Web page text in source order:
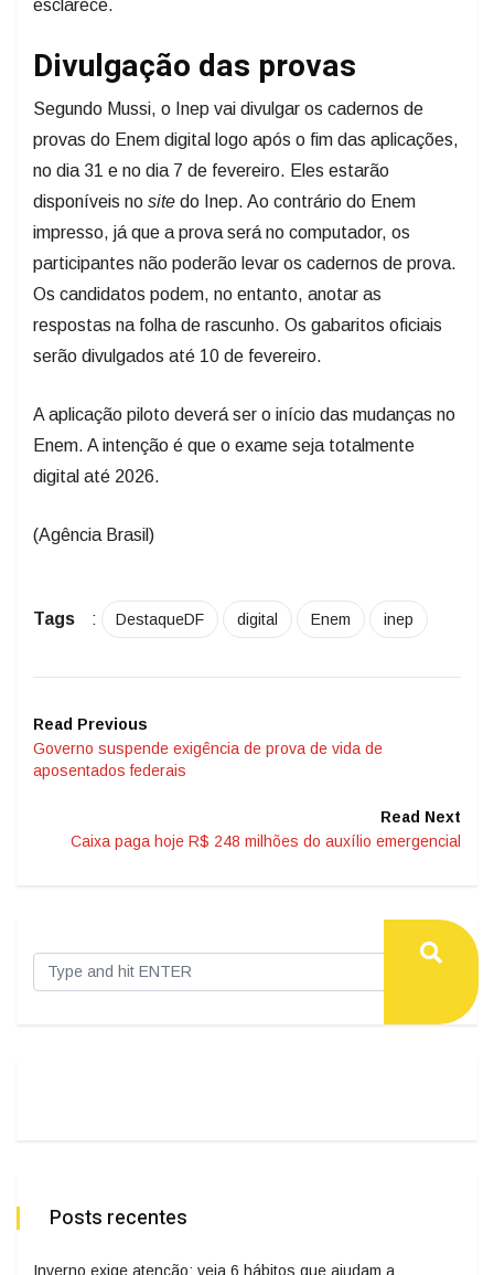
esclarece.
Divulgação das provas
Segundo Mussi, o Inep vai divulgar os cadernos de
provas do Enem digital logo após o fim das aplicações,
no dia 31 e no dia 7 de fevereiro. Eles estarão
disponíveis no site do Inep. Ao contrário do Enem
impresso, já que a prova será no computador, os
participantes não poderão levar os cadernos de prova.
Os candidatos podem, no entanto, anotar as
respostas na folha de rascunho. Os gabaritos oficiais
serão divulgados até 10 de fevereiro.
A aplicação piloto deverá ser o início das mudanças no
Enem. A intenção é que o exame seja totalmente
digital até 2026.
(Agência Brasil)
Tags : DestaqueDF digital Enem inep
Read Previous
Governo suspende exigência de prova de vida de
aposentados federais
Read Next
Caixa paga hoje R$ 248 milhões do auxílio emergencial
Posts recentes
Inverno exige atenção: veja 6 hábitos que ajudam a